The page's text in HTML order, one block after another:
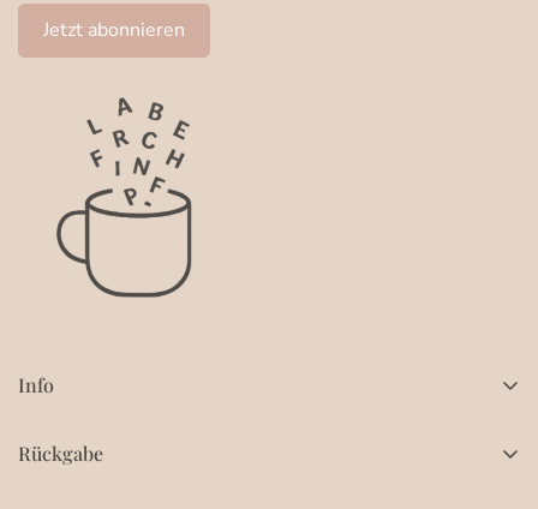
Info
Alle Kollektionen
Rückgabe
Jetzt abonnieren